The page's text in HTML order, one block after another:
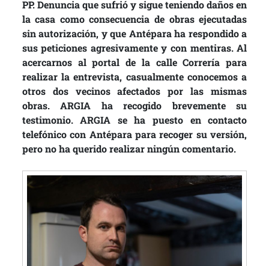
PP. Denuncia que sufrió y sigue teniendo daños en
la casa como consecuencia de obras ejecutadas
sin autorización, y que Antépara ha respondido a
sus peticiones agresivamente y con mentiras. Al
acercarnos al portal de la calle Correría para
realizar la entrevista, casualmente conocemos a
otros dos vecinos afectados por las mismas
obras. ARGIA ha recogido brevemente su
testimonio. ARGIA se ha puesto en contacto
telefónico con Antépara para recoger su versión,
pero no ha querido realizar ningún comentario.